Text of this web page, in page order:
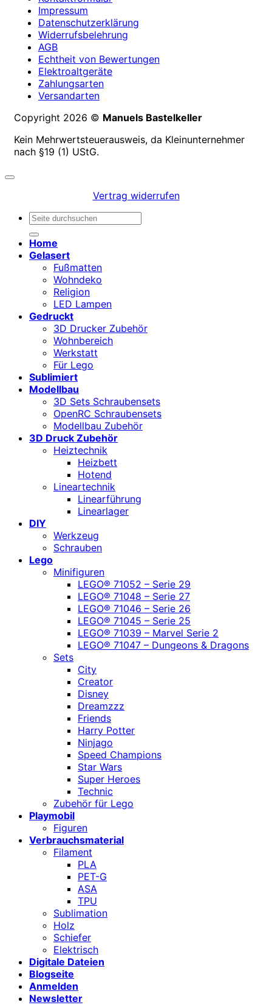
Impressum
Datenschutzerklärung
Widerrufsbelehrung
AGB
Echtheit von Bewertungen
Elektroaltgeräte
Zahlungsarten
Versandarten
Copyright 2026 © Manuels Bastelkeller
Kein Mehrwertsteuerausweis, da Kleinunternehmer
nach §19 (1) UStG.
Vertrag widerrufen
Suchen
Home
Gelasert
Fußmatten
Wohndeko
Religion
LED Lampen
Gedruckt
3D Drucker Zubehör
Wohnbereich
Werkstatt
Für Lego
Sublimiert
Modellbau
3D Sets Schraubensets
OpenRC Schraubensets
Modellbau Zubehör
3D Druck Zubehör
Heiztechnik
Heizbett
Hotend
Lineartechnik
Linearführung
Linearlager
DIY
Werkzeug
Schrauben
Lego
Minifiguren
LEGO® 71052 – Serie 29
LEGO® 71048 – Serie 27
LEGO® 71046 – Serie 26
LEGO® 71045 – Serie 25
LEGO® 71039 – Marvel Serie 2
LEGO® 71047 – Dungeons & Dragons
Sets
City
Creator
Disney
Dreamzzz
Friends
Harry Potter
Ninjago
Speed Champions
Star Wars
Super Heroes
Technic
Zubehör für Lego
Playmobil
Figuren
Verbrauchsmaterial
Filament
PLA
PET-G
ASA
TPU
Sublimation
Holz
Schiefer
Elektrisch
Digitale Dateien
Blogseite
Anmelden
Newsletter